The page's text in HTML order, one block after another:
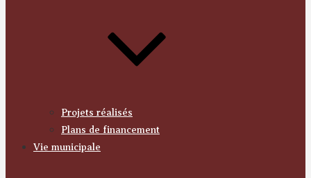
Projets réalisés
Plans de financement
Vie municipale